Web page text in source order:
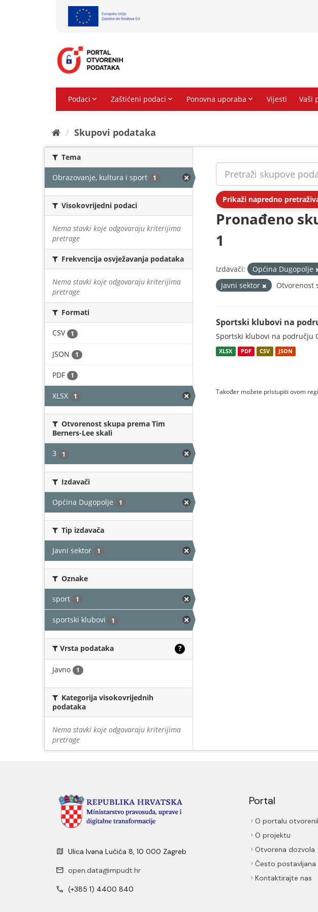
Skupovi podаtаkа
Tema
Obrazovanje, kultura i sport 1
Visokovrijedni podaci
Nema stavki koje odgovaraju kriterijima
pretrage
Frekvencija osvježavanja podataka
Nema stavki koje odgovaraju kriterijima
pretrage
Formati
CSV 1
JSON 1
PDF 1
XLSX 1
Otvorenost skupa prema Tim
Berners-Lee skali
3 1
Izdavači
Općina Dugopolje 1
Tip izdavača
Javni sektor 1
Oznake
sport 1
sportski klubovi 1
Vrsta podataka ?
Javno 1
Kategorija visokovrijednih
podataka
Nema stavki koje odgovaraju kriterijima
pretrage
Prikaži napredno
Pronađeno
1
Izdavači: Općina Dugopolje
Javni sektor
Otvorenost
Sportski klubovi na
Sportski klubovi na području
XLSX PDF CSV JSON
Također možete pristupiti ovom